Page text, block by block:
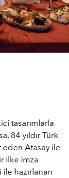
tasarımlarla
84 yıldır Türk
Atasay ile
ilke imza
ile hazırlanan